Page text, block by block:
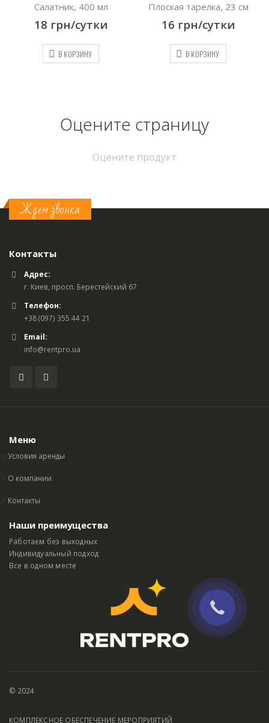
Салатник, 400 мл
18 грн/сутки
В КОРЗИНУ
Плоская тарелка, 23 см
16 грн/сутки
В КОРЗИНУ
Оцените страницу
Оцените продукт
Ждем звонка
Контакты
Адрес:
г. Киев, просп. Берестейский 67
Телефон:
+38 (097) 355 44 21
Email:
info@rentpro.ua
Меню
Условия аренды
О компании
Контакты
Наши преимущества
Работаем без выходных
Индивидуальный подход
Все в одном месте
© 2024
КОМПЛЕКСНОЕ ОБЕСПЕЧЕНИЕ МЕРОПРИЯТИЙ